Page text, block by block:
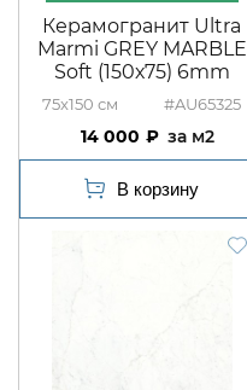
Керамогранит Ultra
Marmi GREY MARBLE
Soft (150х75) 6mm
75x150 #AU65325
14 000 м2